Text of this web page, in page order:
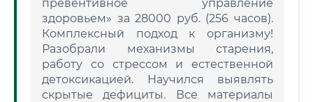
превентивное управление
здоровьем» за 28000 руб. (256 часов).
Комплексный подход к организму!
Разобрали механизмы старения,
работу со стрессом и естественной
детоксикацией. Научился выявлять
скрытые дефициты. Все материалы